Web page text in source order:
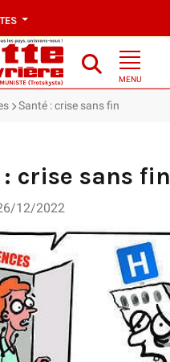
MENU
Santé : crise sans fin
crise sans fin
12/2022